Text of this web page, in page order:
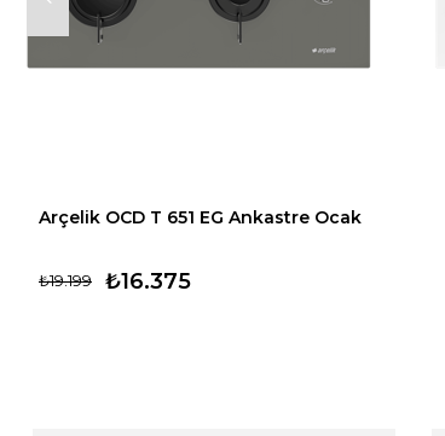
Arçelik OCD T 651 EG Ankastre Ocak
₺16.375
₺19.199